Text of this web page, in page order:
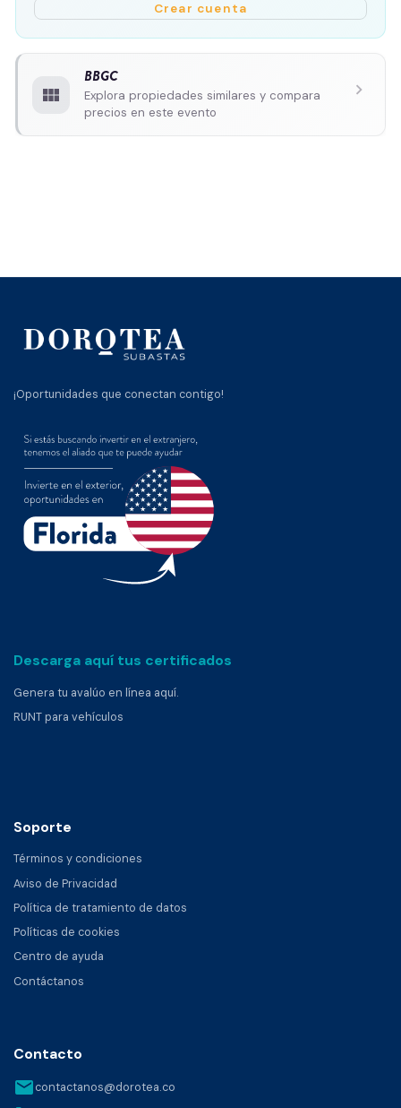
Crear cuenta
view_module
BBGC
Explora propiedades similares y compara
precios en este evento
chevron_right
¡Oportunidades que conectan contigo!
Descarga aquí tus certificados
Genera tu avalúo en línea aquí.
RUNT para vehículos
Soporte
Términos y condiciones
Aviso de Privacidad
Política de tratamiento de datos
Políticas de cookies
Centro de ayuda
Contáctanos
Contacto
emailcontactanos@dorotea.co